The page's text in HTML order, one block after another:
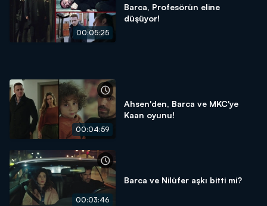
00:05:25
Barca, Profesörün eline
düşüyor!
00:04:59
Ahsen'den, Barca ve MKC'ye
Kaan oyunu!
00:03:46
Barca ve Nilüfer aşkı bitti mi?